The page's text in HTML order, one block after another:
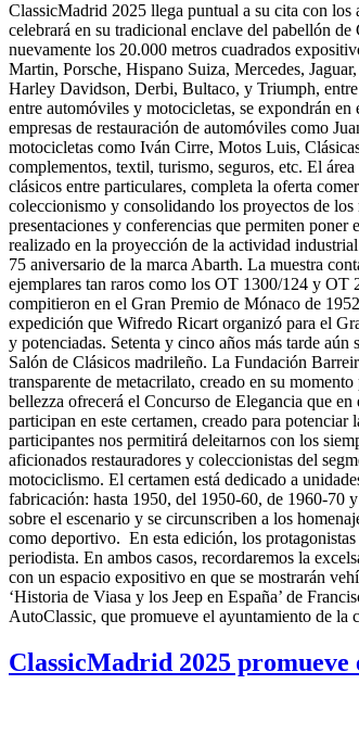
ClassicMadrid 2025 llega puntual a su cita con
celebrará en su tradicional enclave del pabellón
nuevamente los 20.000 metros cuadrados
Martin, Porsche, Hispano Suiza, Mercedes,
Harley Davidson, Derbi, Bultaco, y Triumph,
entre automóviles y motocicletas, se expondrán
empresas de restauración de automóviles como
motocicletas como Iván Cirre, Motos Luis,
complementos, textil, turismo, seguros, etc. El
clásicos entre particulares, completa la oferta
coleccionismo y consolidando los proyectos de
presentaciones y conferencias que permiten
realizado en la proyección de la actividad
75 aniversario de la marca Abarth. La muestra
ejemplares tan raros como los OT 1300/124 y OT
compitieron en el Gran Premio de Mónaco de
expedición que Wifredo Ricart organizó para el
y potenciadas. Setenta y cinco años más tarde
Salón de Clásicos madrileño. La Fundación
transparente de metacrilato, creado en su
bellezza ofrecerá el Concurso de Elegancia que
participan en este certamen, creado para
participantes nos permitirá deleitarnos con los
aficionados restauradores y coleccionistas del
motociclismo. El certamen está dedicado a
fabricación: hasta 1950, del 1950-60, de 1960-70
sobre el escenario y se circunscriben a los
como deportivo. En esta edición, los
periodista. En ambos casos, recordaremos la
con un espacio expositivo en que se mostrarán
‘Historia de Viasa y los Jeep en España’ de
AutoClassic, que promueve el ayuntamiento de
ClassicMadrid 2025